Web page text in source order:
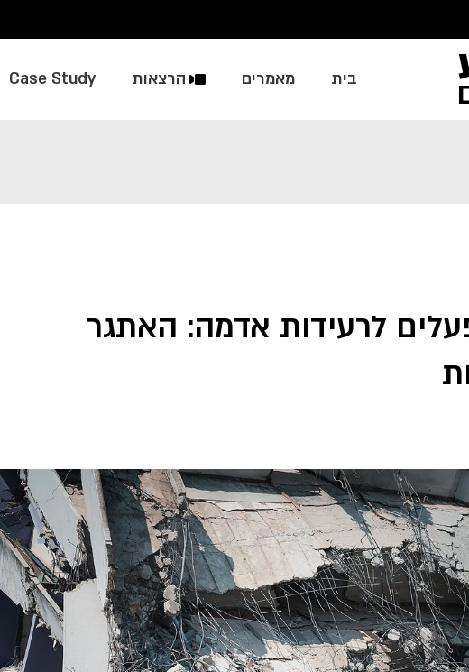
בית מאמרים הרצאות Case Study
לרעידות אדמה: האתגר